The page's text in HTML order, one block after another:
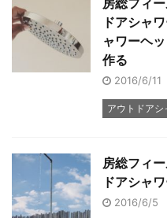
房総フィ
ドアシャ
ャワーヘ
作る
2016/6/11
アウトドアシ
房総フィ
ドアシャ
2016/6/5